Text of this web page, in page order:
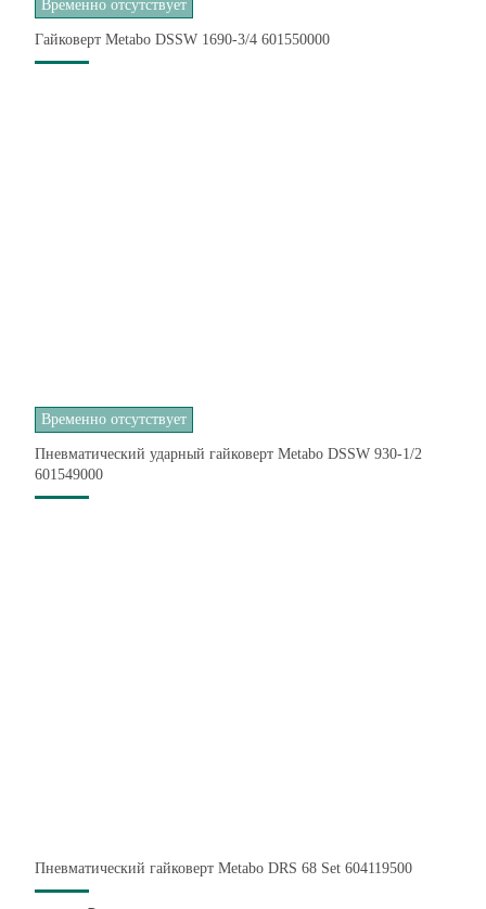
Временно отсутствует
Гайковерт Metabo DSSW 1690-3/4 601550000
Временно отсутствует
Пневматический ударный гайковерт Metabo DSSW 930-1/2
601549000
Пневматический гайковерт Metabo DRS 68 Set 604119500